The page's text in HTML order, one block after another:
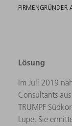
FIRMENGRÜNDER
Lösung
Im Juli 2019
Consultants
TRUMPF
Lupe. Sie